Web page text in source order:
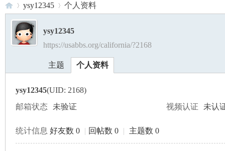
美›
ysy12345
›
个人资料
ysy12345
https://usabbs.org/california/?2168
主题 个人资料
ysy12345(UID: 2168)
邮箱状态
未验证 视频认证 未认
统计信息 好友数 0 | 回帖数 0 | 主题数 0